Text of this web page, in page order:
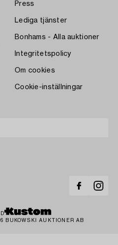
Press
Lediga tjänster
Bonhams - Alla auktioner
Integritetspolicy
Om cookies
Cookie-inställningar
BUKOWSKI AUKTIONER AB